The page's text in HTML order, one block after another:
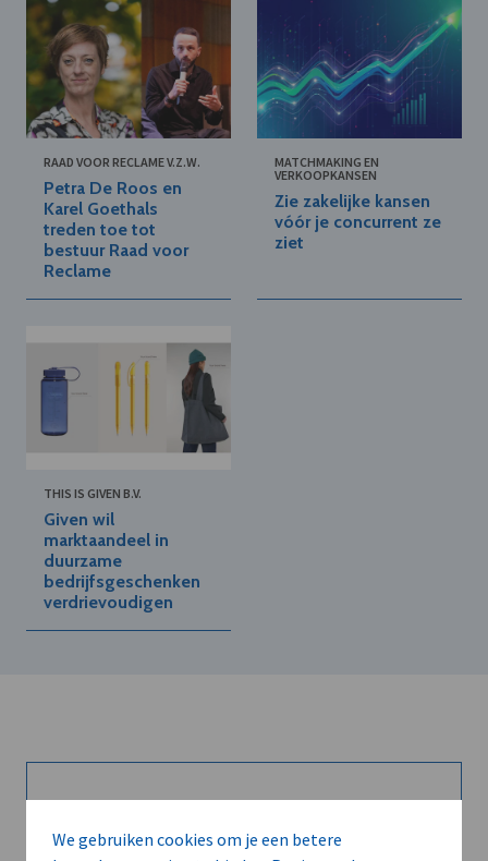
We gebruiken cookies om je een betere
RAAD VOOR RECLAME V.Z.W.
Petra De Roos en
Karel Goethals
treden toe tot
bestuur Raad voor
Reclame
MATCHMAKING EN
VERKOOPKANSEN
Zie zakelijke kansen
vóór je concurrent ze
ziet
THIS IS GIVEN B.V.
Given wil
marktaandeel in
duurzame
bedrijfsgeschenken
verdrievoudigen
Kort de voordelen